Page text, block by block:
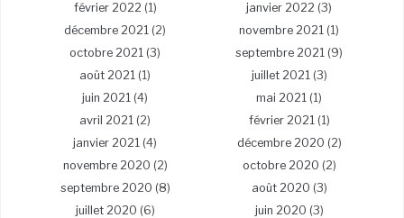
février 2022 (1) janvier 2022 (3)
décembre 2021 (2) novembre 2021 (1)
octobre 2021 (3) septembre 2021 (9)
août 2021 (1) juillet 2021(3)
juin 2021 (4) mai 2021 (1)
avril 2021 (2) février 2021(1)
janvier 2021 (4) décembre 2020 (2)
novembre 2020 (2) octobre 2020 (2)
septembre 2020 (8) août 2020 (3)
juillet 2020 (6) juin 2020 (3)